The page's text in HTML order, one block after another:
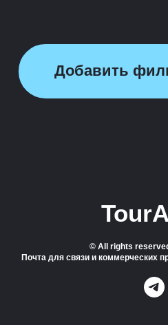
Добавить
© All rights
Почта для связи и коммерческих